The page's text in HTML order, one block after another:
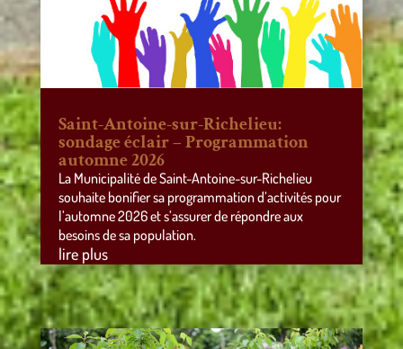
Saint-Antoine-sur-Richelieu:
sondage éclair – Programmation
automne 2026
La Municipalité de Saint-Antoine-sur-Richelieu
souhaite bonifier sa programmation d’activités pour
l’automne 2026 et s’assurer de répondre aux
besoins de sa population.
lire plus